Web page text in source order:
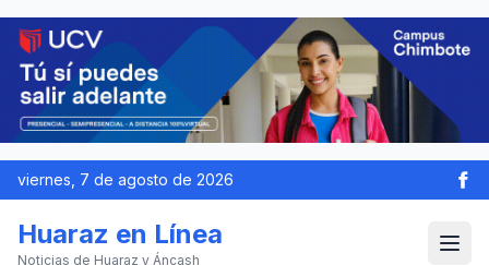
viernes, 7 de agosto de 2026
Huaraz en Línea
Noticias de Huaraz y Áncash